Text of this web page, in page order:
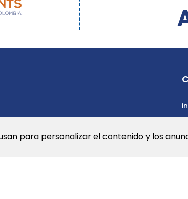
para personalizar el contenido y los